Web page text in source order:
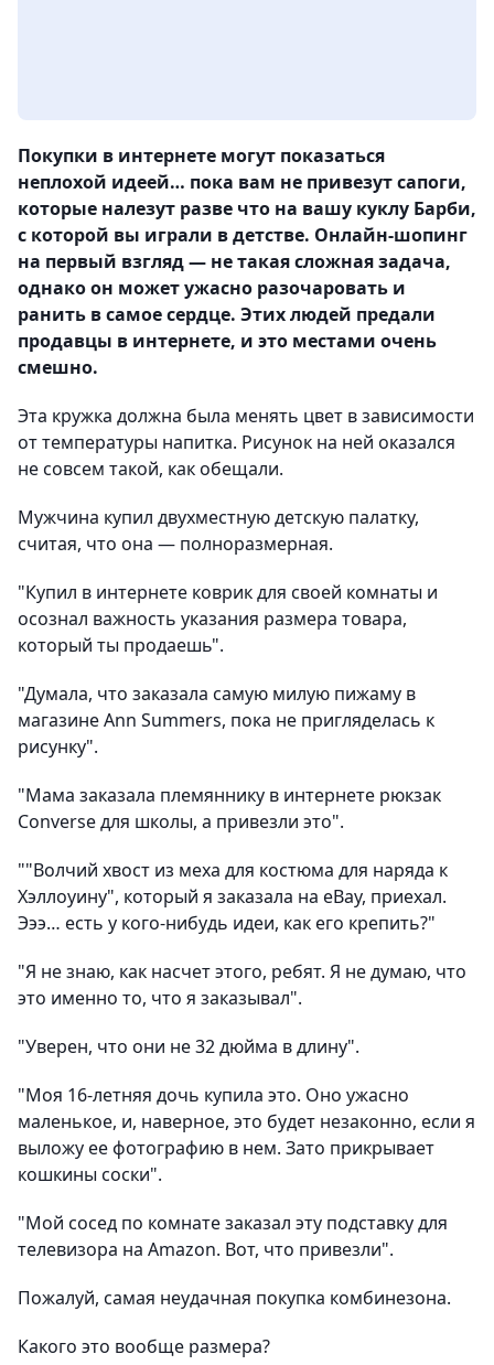
Покупки в интернете могут показаться
неплохой идеей… пока вам не привезут сапоги,
которые налезут разве что на вашу куклу Барби,
с которой вы играли в детстве. Онлайн-шопинг
на первый взгляд — не такая сложная задача,
однако он может ужасно разочаровать и
ранить в самое сердце. Этих людей предали
продавцы в интернете, и это местами очень
смешно.
Эта кружка должна была менять цвет в зависимости
от температуры напитка. Рисунок на ней оказался
не совсем такой, как обещали.
Мужчина купил двухместную детскую палатку,
считая, что она — полноразмерная.
"Купил в интернете коврик для своей комнаты и
осознал важность указания размера товара,
который ты продаешь".
"Думала, что заказала самую милую пижаму в
магазине Ann Summers, пока не пригляделась к
рисунку".
"Мама заказала племяннику в интернете рюкзак
Converse для школы, а привезли это".
""Волчий хвост из меха для костюма для наряда к
Хэллоуину", который я заказала на eBay, приехал.
Эээ… есть у кого-нибудь идеи, как его крепить?"
"Я не знаю, как насчет этого, ребят. Я не думаю, что
это именно то, что я заказывал".
"Уверен, что они не 32 дюйма в длину".
"Моя 16-летняя дочь купила это. Оно ужасно
маленькое, и, наверное, это будет незаконно, если я
выложу ее фотографию в нем. Зато прикрывает
кошкины соски".
"Мой сосед по комнате заказал эту подставку для
телевизора на Amazon. Вот, что привезли".
Пожалуй, самая неудачная покупка комбинезона.
Какого это вообще размера?